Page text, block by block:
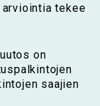
tekee
on
saajien